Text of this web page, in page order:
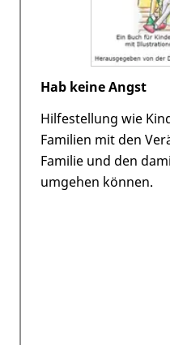
Hab keine Angst
Hilfestellung wie
Familien mit den
Familie und den
umgehen können.